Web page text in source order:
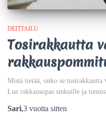
DEITTAILU
Tosirakkautta
Mistä tietää, onko se tosirakkautta
Lue rakkausopas sinkuille ja
Sari,3 vuotta sitten